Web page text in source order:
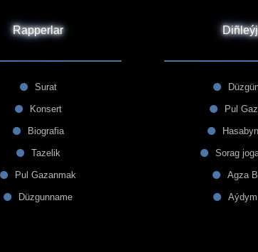
Rapperlar
Surat
Konsert
Biografia
Tazelik
Pul Gazanmak
Düzgunname
Pul
Sorag
Agza